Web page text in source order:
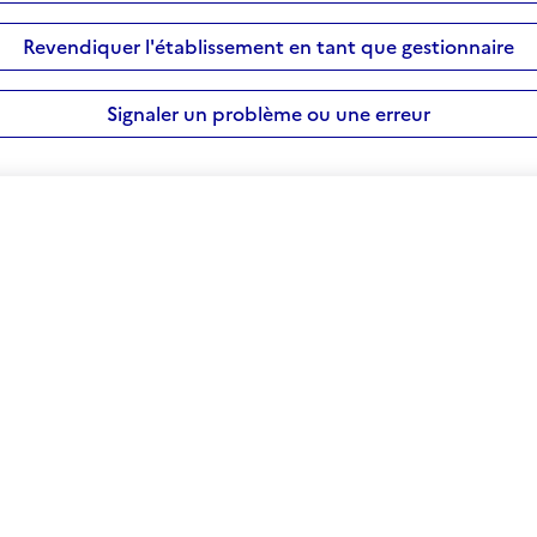
Revendiquer l'établissement en tant que gestionnaire
Signaler un problème ou une erreur